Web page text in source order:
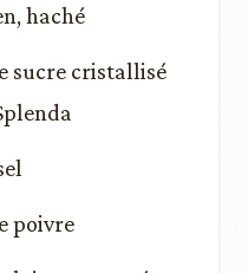
haché
sucre cristallisé
poivre